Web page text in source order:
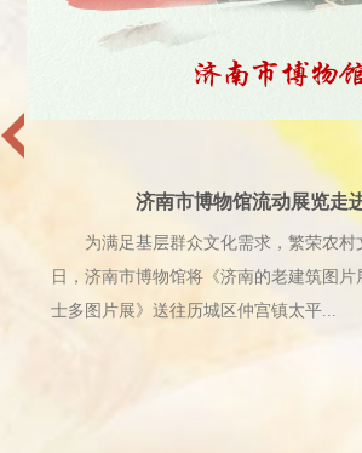
济南市博物馆推出《58同行
11月11日，《58同行画展》在济南
次展览由山东画院、山东省文化馆、山
办，山东省将军书画院、水墨丹青艺术中